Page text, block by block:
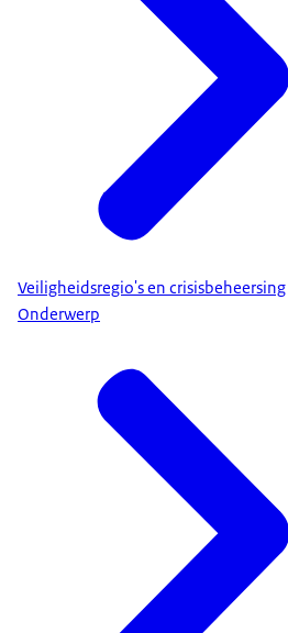
Veiligheidsregio's en crisisbeheersing
Onderwerp